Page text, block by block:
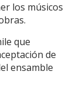
los músicos
que
de
ensamble